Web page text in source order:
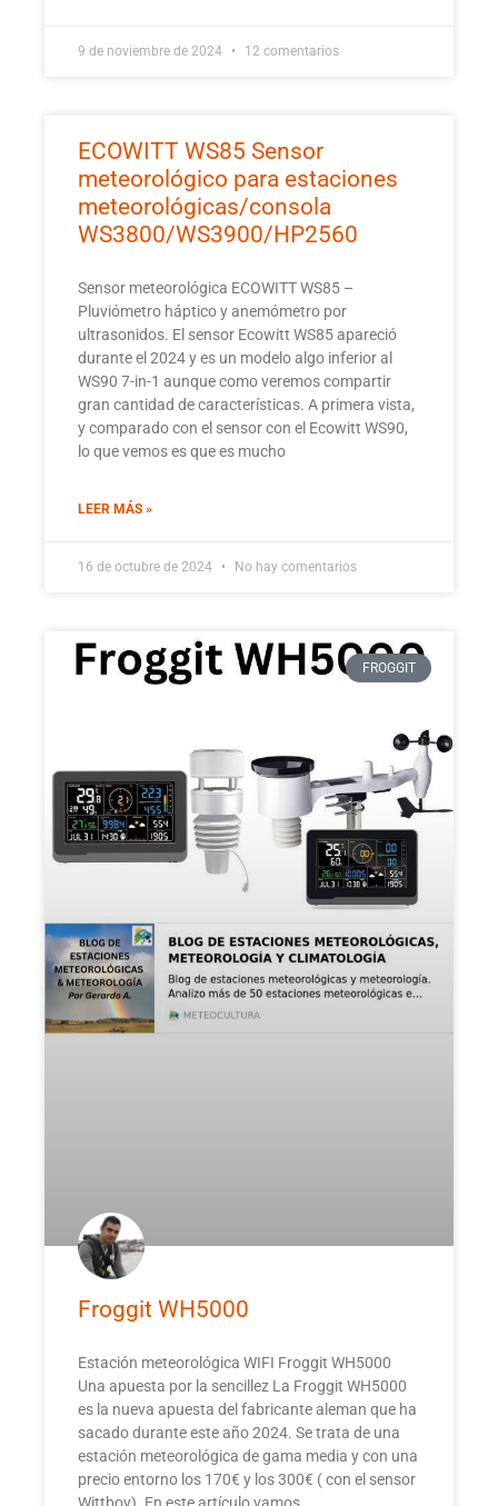
9 de noviembre de 2024 12 comentarios
ECOWITT WS85 Sensor
meteorológico para estaciones
meteorológicas/consola
WS3800/WS3900/HP2560
Sensor meteorológica ECOWITT WS85 –
Pluviómetro háptico y anemómetro por
ultrasonidos. El sensor Ecowitt WS85 apareció
durante el 2024 y es un modelo algo inferior al
WS90 7-in-1 aunque como veremos compartir
gran cantidad de características. A primera vista,
y comparado con el sensor con el Ecowitt WS90,
lo que vemos es que es mucho
LEER MÁS »
16 de octubre de 2024 No hay comentarios
FROGGIT
Froggit WH5000
Estación meteorológica WIFI Froggit WH5000
Una apuesta por la sencillez La Froggit WH5000
es la nueva apuesta del fabricante aleman que ha
sacado durante este año 2024. Se trata de una
estación meteorológica de gama media y con una
precio entorno los 170€ y los 300€ ( con el sensor
Wittboy). En este artículo vamos